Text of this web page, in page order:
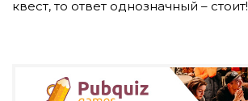
квест, то ответ однозначный – стоит!